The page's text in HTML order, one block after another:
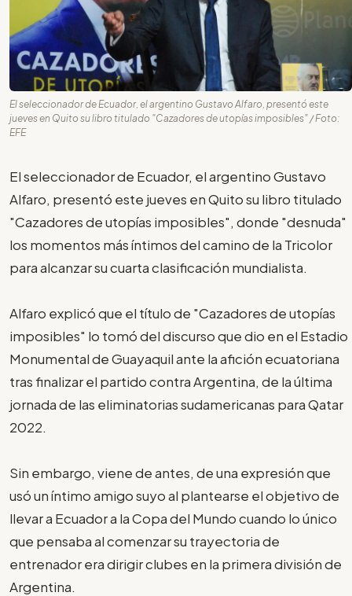
El seleccionador de Ecuador, el argentino Gustavo Alfaro, presentó este
jueves en Quito su libro titulado "Cazadores de utopías imposibles" / Foto:
EFE
El seleccionador de Ecuador, el argentino Gustavo
Alfaro, presentó este jueves en Quito su libro titulado
"Cazadores de utopías imposibles", donde "desnuda"
los momentos más íntimos del camino de la Tricolor
para alcanzar su cuarta clasificación mundialista.
Alfaro explicó que el título de "Cazadores de utopías
imposibles" lo tomó del discurso que dio en el Estadio
Monumental de Guayaquil ante la afición ecuatoriana
tras finalizar el partido contra Argentina, de la última
jornada de las eliminatorias sudamericanas para Qatar
2022.
Sin embargo, viene de antes, de una expresión que
usó un íntimo amigo suyo al plantearse el objetivo de
llevar a Ecuador a la Copa del Mundo cuando lo único
que pensaba al comenzar su trayectoria de
entrenador era dirigir clubes en la primera división de
Argentina.